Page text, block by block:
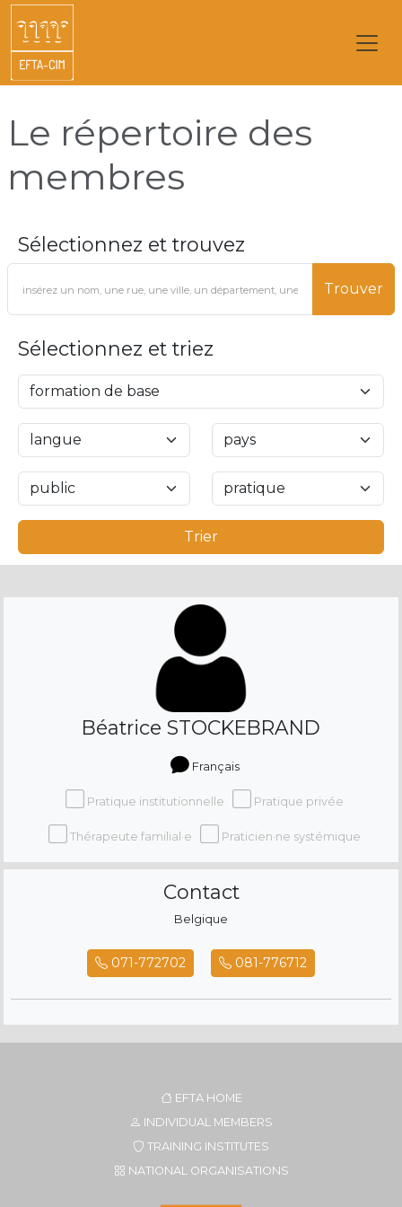
Le répertoire des
membres
Sélectionnez et trouvez
Trouver
Sélectionnez et triez
Trier
Béatrice STOCKEBRAND
Français
Pratique institutionnelle Pratique privée
Thérapeute familial·e Praticien·ne systémique
Contact
Belgique
071-772702 081-776712
EFTA HOME
INDIVIDUAL MEMBERS
TRAINING INSTITUTES
NATIONAL ORGANISATIONS